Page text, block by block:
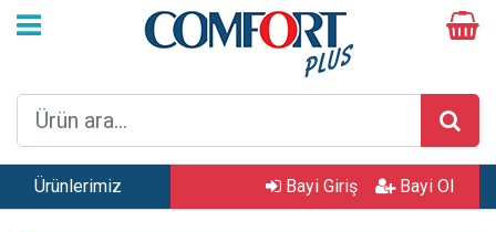
Ürünlerimiz Bayi Giriş Bayi Ol